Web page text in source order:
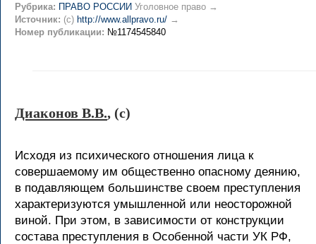
Рубрика: ПРАВО РОССИИ Уголовное право →
Источник: (c) http://www.allpravo.ru/ →
Номер публикации: №1174545840
Диаконов В.В., (c)
Исходя из психического отношения лица к
совершаемому им общественно опасному деянию,
в подавляющем большинстве своем преступления
характеризуются умышленной или неосторожной
виной. При этом, в зависимости от конструкции
состава преступления в Особенной части УК РФ,